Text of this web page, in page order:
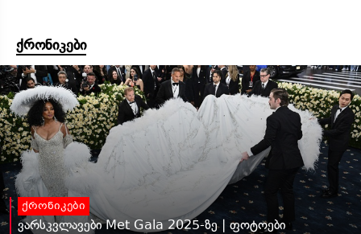
ქრონიკები
ქრონიკები
ვარსკვლავები Met Gala 2025-ზე | ფოტოები